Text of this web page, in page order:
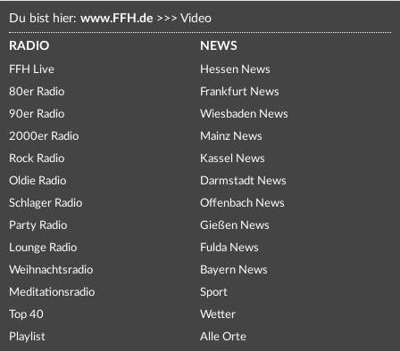
Du bist hier: www.FFH.de >>> Video
RADIO
FFH Live
80er Radio
90er Radio
2000er Radio
Rock Radio
Oldie Radio
Schlager Radio
Party Radio
Lounge Radio
Weihnachtsradio
Meditationsradio
Top 40
Playlist
NEWS
Hessen News
Frankfurt News
Wiesbaden News
Mainz News
Kassel News
Darmstadt News
Offenbach News
Gießen News
Fulda News
Bayern News
Sport
Wetter
Alle Orte